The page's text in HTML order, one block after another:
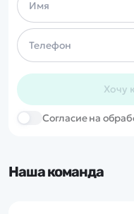
Хочу
Cогласие на
Наша команда